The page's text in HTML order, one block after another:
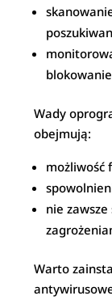
Wady
obejmują:
możliwość
nie
Warto